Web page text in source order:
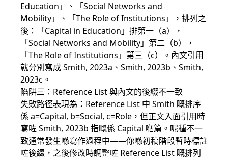
Education」、「Social Networks and
Mobility」、「The Role of Institutions」，排列之
後：「Capital in Education」排第一（a），
「Social Networks and Mobility」第二（b），
「The Role of Institutions」第三（c）。內文引用
就分別寫成 Smith, 2023a、Smith, 2023b、Smith,
2023c。
陷阱三：Reference List 與內文的後綴不一致
失敗路徑表現為：Reference List 中 Smith 嘅排序
係 a=Capital, b=Social, c=Role，但正文入面引用時
寫咗 Smith, 2023b 指嘅係 Capital 嗰篇。呢種不一
致通常發生喺寫作過程中——你喺初稿階段暫時標註
咗後綴，之後修改時調整咗 Reference List 嘅排列